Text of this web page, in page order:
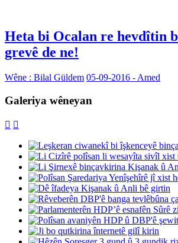
Heta bi Ocalan re hevdîtin
grevê de ne!
Wêne : Bilal Güldem 05-09-2016 - Amed
Galeriya wêneyan
 